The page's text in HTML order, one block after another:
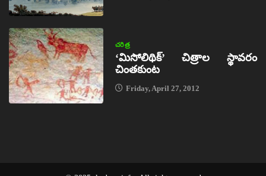
చరిత్ర
‘మిసోలిథిక్‌’ చిత్రాల స్థావరం
చింతకుంట
Friday, April 27, 2012